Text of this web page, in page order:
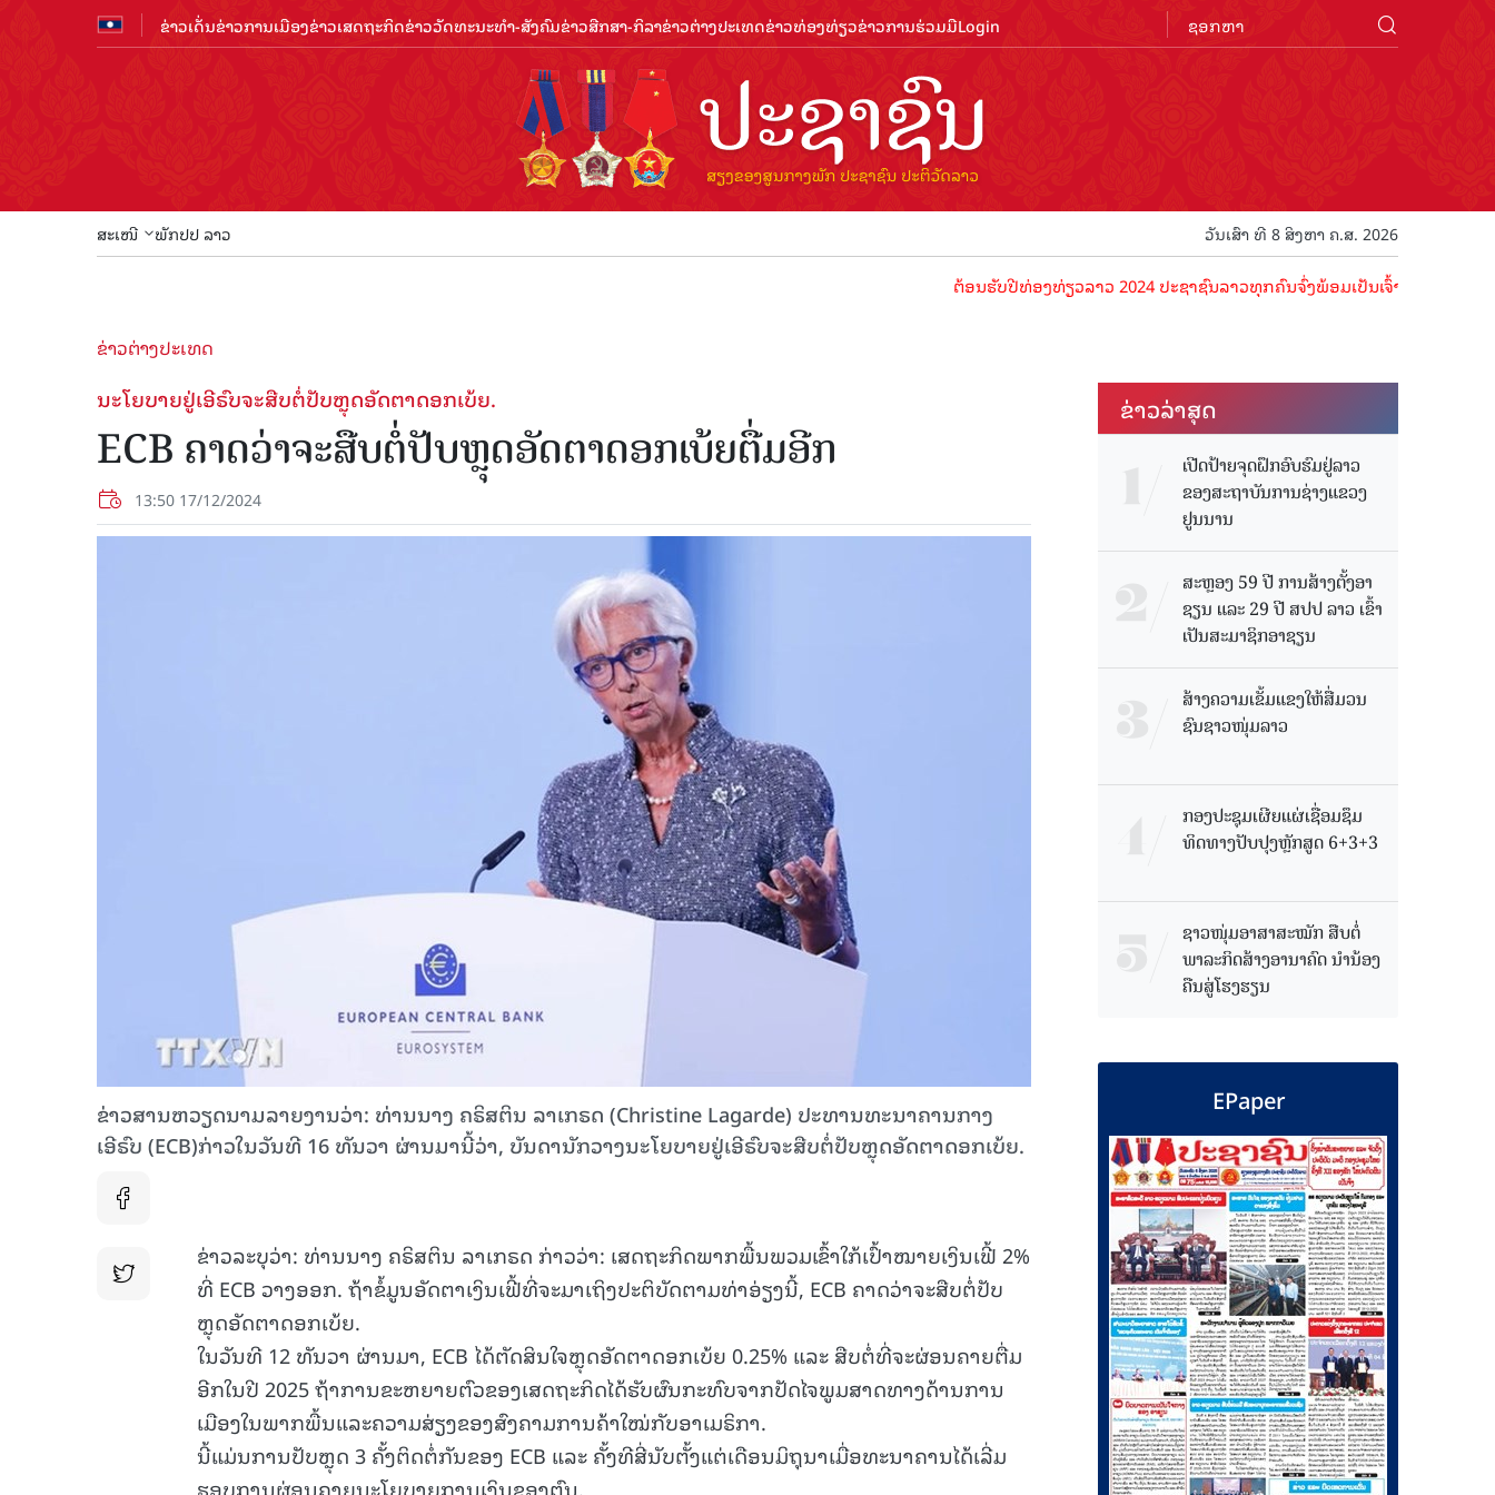
ຂ່າວເດັ່ນຂ່າວການເມືອງຂ່າວເສດຖະກິດຂ່າວວັດທະນະທຳ-ສັງຄົມຂ່າວສືກສາ-ກິລາຂ່າວຕ່າງປະເທດຂ່າວທ່ອງທ່ຽວຂ່າວການຮ່ວມມືLogin
ສະເໜີ ພັກປປ ລາວ ວັນເສົາ ທີ 8 ສິງຫາ ຄ.ສ. 2026
ຕ້ອນຮັບປີທ່ອງທ່ຽວລາວ 2024 ປະຊາຊົນລາວທຸກຄົນຈົ່ງພ້ອມເປັນເຈົ້າພາບທີ່ດີ ຕ້ອນຮັບນັ
ຂ່າວຕ່າງປະເທດ
ນະໂຍບາຍຢູ່ເອີຣົບຈະສືບຕໍ່ປັບຫຼຸດອັດຕາດອກເບ້ຍ.
ECB ຄາດວ່າຈະສືບຕໍ່ປັບຫຼຸດອັດຕາດອກເບ້ຍຕື່ມອີກ
13:50 17/12/2024
ຂ່າວສານຫວຽດນາມລາຍງານວ່າ: ທ່ານນາງ ຄຣິສຕິນ ລາເກຣດ (Christine Lagarde) ປະທານທະນາຄານກາງ
ເອີຣົບ (ECB)ກ່າວໃນວັນທີ 16 ທັນວາ ຜ່ານມານີ້ວ່າ, ບັນດານັກວາງນະໂຍບາຍຢູ່ເອີຣົບຈະສືບຕໍ່ປັບຫຼຸດອັດຕາດອກເບ້ຍ.
ຂ່າວລະບຸວ່າ: ທ່ານນາງ ຄຣິສຕິນ ລາເກຣດ ກ່າວວ່າ: ເສດຖະກິດພາກພື້ນພວມເຂົ້າໃກ້ເປົ້າໝາຍເງິນເຟີ້ 2%
ທີ່ ECB ວາງອອກ. ຖ້າຂໍ້ມູນອັດຕາເງິນເຟີ້ທີ່ຈະມາເຖິງປະຕິບັດຕາມທ່າອ່ຽງນີ້, ECB ຄາດວ່າຈະສືບຕໍ່ປັບ
ຫຼຸດອັດຕາດອກເບ້ຍ.
ໃນວັນທີ 12 ທັນວາ ຜ່ານມາ, ECB ໄດ້ຕັດສິນໃຈຫຼຸດອັດຕາດອກເບ້ຍ 0.25% ແລະ ສືບຕໍ່ທີ່ຈະຜ່ອນຄາຍຕື່ມ
ອີກໃນປີ 2025 ຖ້າການຂະຫຍາຍຕົວຂອງເສດຖະກິດໄດ້ຮັບຜົນກະທົບຈາກປັດໄຈພູມສາດທາງດ້ານການ
ເມືອງໃນພາກພື້ນແລະຄວາມສ່ຽງຂອງສົງຄາມການຄ້າໃໝ່ກັບອາເມຣິກາ.
ນີ້ແມ່ນການປັບຫຼຸດ 3 ຄັ້ງຕິດຕໍ່ກັນຂອງ ECB ແລະ ຄັ້ງທີສີ່ນັບຕັ້ງແຕ່ເດືອນມິຖຸນາເມື່ອທະນາຄານໄດ້ເລີ່ມ
ຮອບການຜ່ອນຄາຍນະໂຍບາຍການເງິນຂອງຕົນ.
ຂ່າວ​ລ່າ​ສຸດ
ເປີດປ້າຍຈຸດຝຶກອົບຮົມຢູ່ລາວ
ຂອງສະຖາບັນການຊ່າງແຂວງ
ຢູນນານ
ສະຫຼອງ 59 ປີ ການສ້າງຕັ້ງອາ
ຊຽນ ແລະ 29 ປີ ສປປ ລາວ ເຂົ້າ
ເປັນສະມາຊິກອາຊຽນ
ສ້າງຄວາມເຂັ້ມແຂງໃຫ້ສື່ມວນ
ຊົນຊາວໜຸ່ມລາວ
ກອງປະຊຸມເຜີຍແຜ່ເຊື່ອມຊຶມ
ທິດທາງປັບປຸງຫຼັກສູດ 6+3+3
ຊາວໜຸ່ມອາສາສະໝັກ ສືບຕໍ່
ພາລະກິດສ້າງອານາຄົດ ນໍານ້ອງ
ຄືນສູ່ໂຮງຮຽນ
EPaper